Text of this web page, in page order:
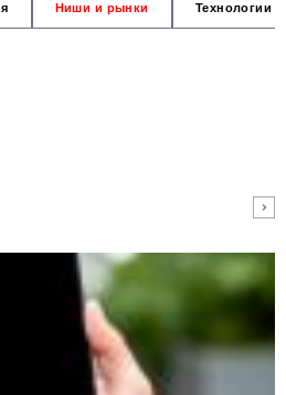
Ниши и рынки Технологии